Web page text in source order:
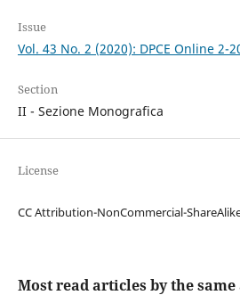
Issue
Vol. 43 No. 2 (2020): DPCE Online 2-
Section
II - Sezione Monografica
License
CC Attribution-NonCommercial-
Most read articles by the